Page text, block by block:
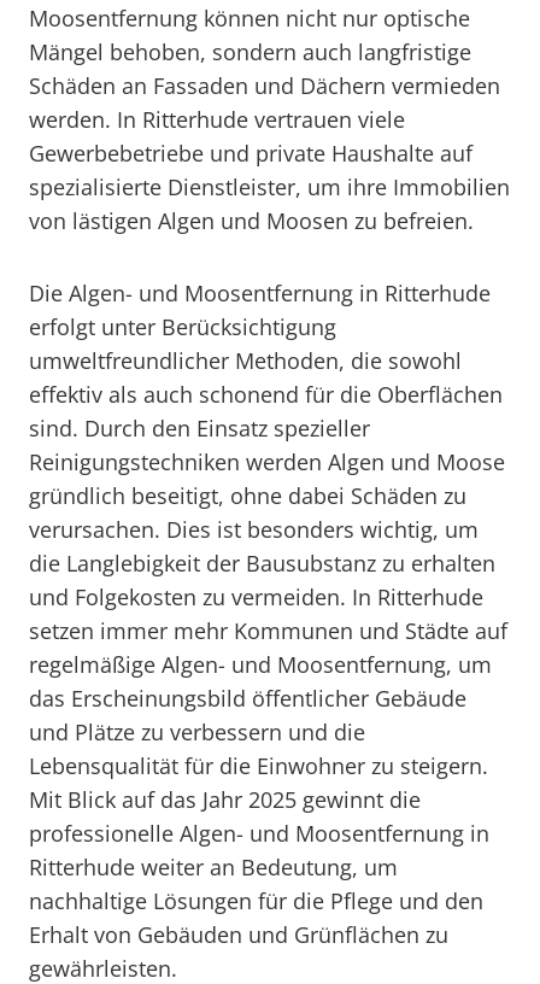
Moosentfernung können nicht nur optische
Mängel behoben, sondern auch langfristige
Schäden an Fassaden und Dächern vermieden
werden. In Ritterhude vertrauen viele
Gewerbebetriebe und private Haushalte auf
spezialisierte Dienstleister, um ihre Immobilien
von lästigen Algen und Moosen zu befreien.
Die Algen- und Moosentfernung in Ritterhude
erfolgt unter Berücksichtigung
umweltfreundlicher Methoden, die sowohl
effektiv als auch schonend für die Oberflächen
sind. Durch den Einsatz spezieller
Reinigungstechniken werden Algen und Moose
gründlich beseitigt, ohne dabei Schäden zu
verursachen. Dies ist besonders wichtig, um
die Langlebigkeit der Bausubstanz zu erhalten
und Folgekosten zu vermeiden. In Ritterhude
setzen immer mehr Kommunen und Städte auf
regelmäßige Algen- und Moosentfernung, um
das Erscheinungsbild öffentlicher Gebäude
und Plätze zu verbessern und die
Lebensqualität für die Einwohner zu steigern.
Mit Blick auf das Jahr 2025 gewinnt die
professionelle Algen- und Moosentfernung in
Ritterhude weiter an Bedeutung, um
nachhaltige Lösungen für die Pflege und den
Erhalt von Gebäuden und Grünflächen zu
gewährleisten.